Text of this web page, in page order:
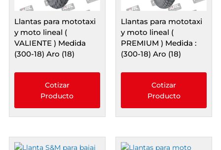
Llantas para mototaxi
y moto lineal (
VALIENTE ) Medida
(300-18) Aro (18)
Cotizar
Producto
Llantas para mototaxi
y moto lineal (
PREMIUM ) Medida :
(300-18) Aro (18)
Cotizar
Producto